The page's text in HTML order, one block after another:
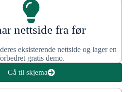
nettside fra før
eksisterende nettside og lager en
gratis demo.
Gå til skjema